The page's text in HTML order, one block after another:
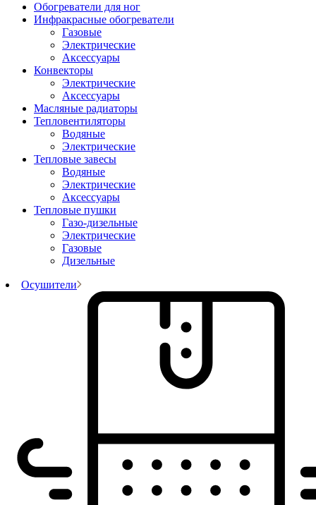
Обогреватели для ног
Инфракрасные обогреватели
Газовые
Электрические
Аксессуары
Конвекторы
Электрические
Аксессуары
Масляные радиаторы
Тепловентиляторы
Водяные
Электрические
Тепловые завесы
Водяные
Электрические
Аксессуары
Тепловые пушки
Газо-дизельные
Электрические
Газовые
Дизельные
Осушители